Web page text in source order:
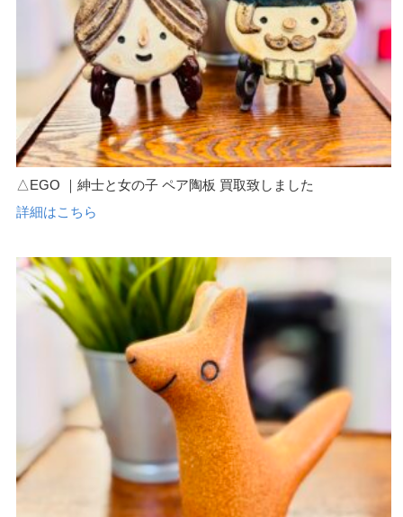
△EGO ｜紳士と女の子 ペア陶板 買取致しました
詳細はこちら